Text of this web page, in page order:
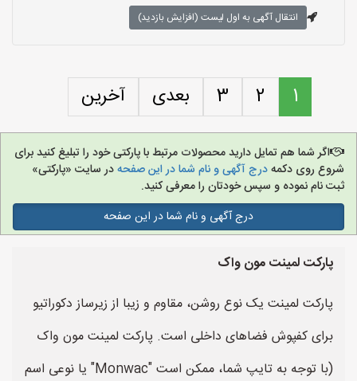
انتقال آگهی به اول لیست (افزایش بازدید)
1
2
3 بعدی آخرین
اگر شما هم تمایل دارید محصولات مرتبط با پارکتی خود را تبلیغ کنید برای
شروع روی دکمهدرج آگهی و نام شما در این صفحهدر سایت «پارکتی»
ثبت نام نموده و سپس خودتان را معرفی کنید.
درج آگهی و نام شما در این صفحه
پارکت لمینت مون واک
پارکت لمینت یک نوع روشن، مقاوم و زیبا از زیرساز دکوراتیو
برای کفپوش فضاهای داخلی است. پارکت لمینت مون واک
(با توجه به تایپ شما، ممکن است "Monwac" یا نوعی اسم